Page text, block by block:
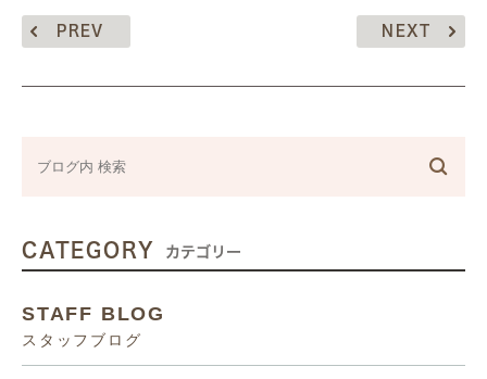
PREV NEXT
CATEGORY カテゴリー
STAFF BLOG
スタッフブログ